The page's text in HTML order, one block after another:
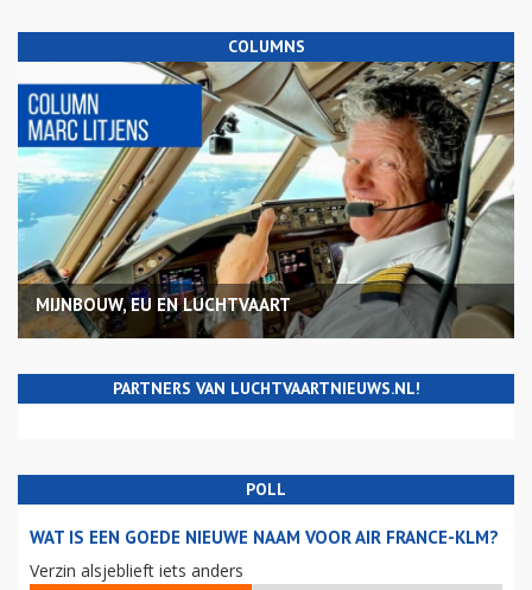
COLUMNS
MIJNBOUW, EU EN LUCHTVAART
PARTNERS VAN LUCHTVAARTNIEUWS.NL!
POLL
WAT IS EEN GOEDE NIEUWE NAAM VOOR AIR FRANCE-KLM?
Verzin alsjeblieft iets anders